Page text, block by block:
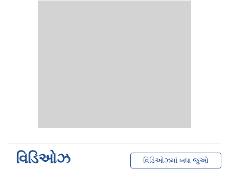
વિડિઓઝ વિડિઓઝમાં બધા જુઓ